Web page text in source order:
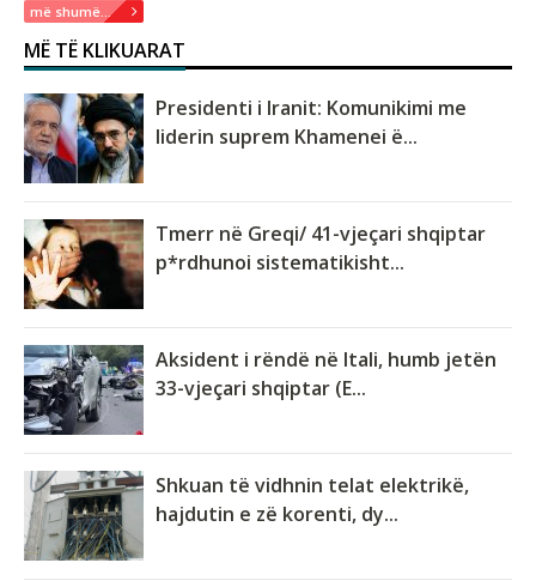
më shumë...
MË TË KLIKUARAT
Presidenti i Iranit: Komunikimi me
liderin suprem Khamenei ë...
Tmerr në Greqi/ 41-vjeçari shqiptar
p*rdhunoi sistematikisht...
Aksident i rëndë në Itali, humb jetën
33-vjeçari shqiptar (E...
Shkuan të vidhnin telat elektrikë,
hajdutin e zë korenti, dy...